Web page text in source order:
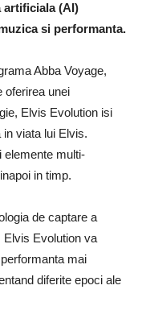
artificiala (AI)
si performanta.
Abba Voyage,
oferirea unei
Elvis Evolution isi
viata lui Elvis.
elemente multi-
in timp.
de captare a
Elvis Evolution va
mai
diferite epoci ale